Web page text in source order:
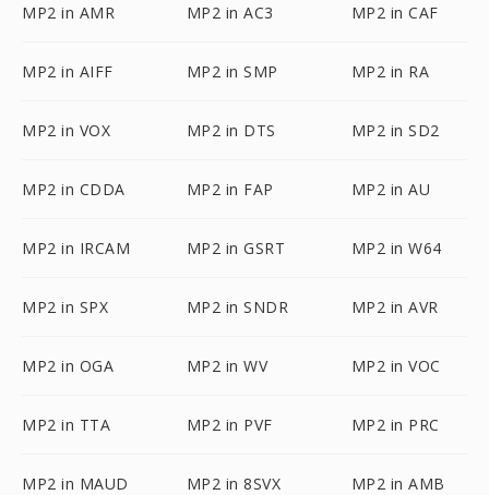
MP2 in AMR MP2 in AC3 MP2 in CAF
MP2 in AIFF MP2 in SMP MP2 in RA
MP2 in VOX MP2 in DTS MP2 in SD2
MP2 in CDDA MP2 in FAP MP2 in AU
MP2 in IRCAM MP2 in GSRT MP2 in W64
MP2 in SPX MP2 in SNDR MP2 in AVR
MP2 in OGA MP2 in WV MP2 in VOC
MP2 in TTA MP2 in PVF MP2 in PRC
MP2 in MAUD MP2 in 8SVX MP2 in AMB